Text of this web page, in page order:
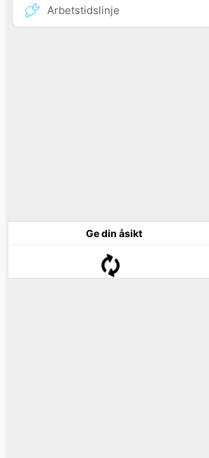
Arbetstidslinje
Ge din åsikt